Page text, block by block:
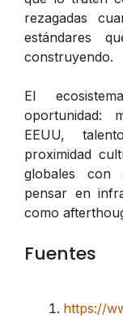
rezagadas
estándares
construyendo.
El
oportunidad:
EEUU,
proximidad
globales con
pensar en
como
Fuentes
https://